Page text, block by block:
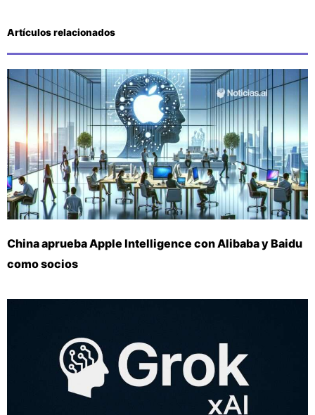
Artículos relacionados
China aprueba Apple Intelligence con Alibaba y Baidu
como socios